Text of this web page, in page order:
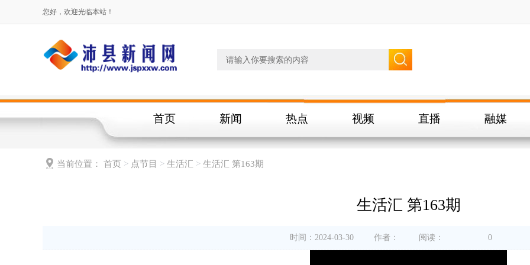
您好，欢迎光临本站！
首页 新闻 热点 视频 直播 融媒
当前位置： 首页 > 点节目 > 生活汇 > 生活汇 第163期
生活汇 第163期
时间：2024-03-30 作者： 阅读： 0